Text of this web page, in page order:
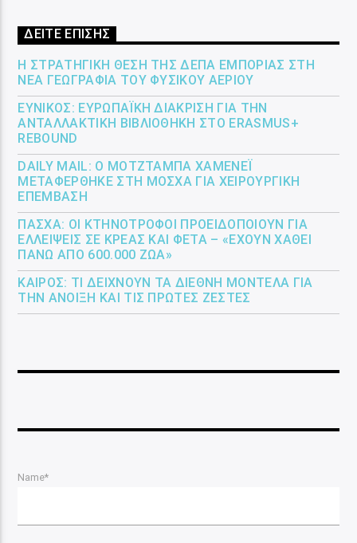
ΔΕΙΤΕ ΕΠΙΣΗΣ
Η ΣΤΡΑΤΗΓΙΚΉ ΘΈΣΗ ΤΗΣ ΔΕΠΑ ΕΜΠΟΡΊΑΣ ΣΤΗ
ΝΈΑ ΓΕΩΓΡΑΦΊΑ ΤΟΥ ΦΥΣΙΚΟΎ ΑΕΡΊΟΥ
ΕΎΝΙΚΟΣ: ΕΥΡΩΠΑΪΚΉ ΔΙΆΚΡΙΣΗ ΓΙΑ ΤΗΝ
ΑΝΤΑΛΛΑΚΤΙΚΉ ΒΙΒΛΙΟΘΉΚΗ ΣΤΟ ERASMUS+
REBOUND
DAILY MAIL: Ο ΜΟΤΖΤΆΜΠΑ ΧΑΜΕΝΕΪ́
ΜΕΤΑΦΈΡΘΗΚΕ ΣΤΗ ΜΌΣΧΑ ΓΙΑ ΧΕΙΡΟΥΡΓΙΚΉ
ΕΠΈΜΒΑΣΗ
ΠΆΣΧΑ: ΟΙ ΚΤΗΝΟΤΡΌΦΟΙ ΠΡΟΕΙΔΟΠΟΙΟΎΝ ΓΙΑ
ΕΛΛΕΊΨΕΙΣ ΣΕ ΚΡΈΑΣ ΚΑΙ ΦΈΤΑ – «ΈΧΟΥΝ ΧΑΘΕΊ
ΠΆΝΩ ΑΠΌ 600.000 ΖΏΑ»
ΚΑΙΡΌΣ: ΤΙ ΔΕΊΧΝΟΥΝ ΤΑ ΔΙΕΘΝΉ ΜΟΝΤΈΛΑ ΓΙΑ
ΤΗΝ ΆΝΟΙΞΗ ΚΑΙ ΤΙΣ ΠΡΏΤΕΣ ΖΈΣΤΕΣ
Name*